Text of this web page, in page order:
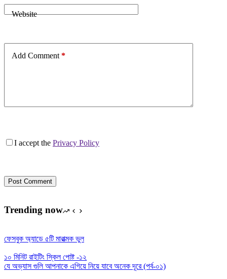
Website
Add Comment *
I accept the Privacy Policy
Post Comment
Trending now
ফেসবুক অ্যাডে ৫টি মারাত্মক ভুল
১০ মিনিট রাইটিং স্কিল পোষ্ট -১২
যে অভ্যাস গুলি আপনাকে এগিয়ে নিয়ে যাবে অনেক দূরে (পর্ব-০১)